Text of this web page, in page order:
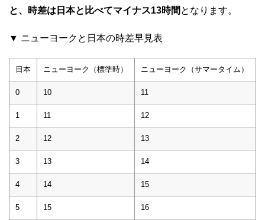
と、時差は日本と比べてマイナス13時間 となります。
▼ ニューヨークと日本の時差早見表
日本 ニューヨーク（標準時） ニューヨーク（サマータイム）
0 10 11
1 11 12
2 12 13
3 13 14
4 14 15
5 15 16